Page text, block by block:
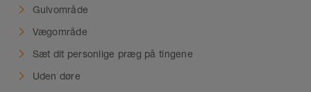
Gulvområde
Vægområde
Sæt dit personlige præg på tingene
Uden døre